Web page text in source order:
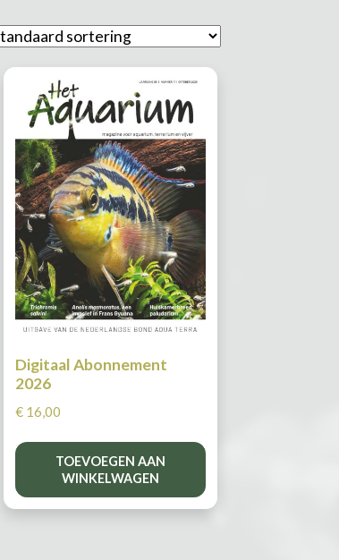
Digitaal Abonnement
2026
€ 16,00
TOEVOEGEN AAN
WINKELWAGEN